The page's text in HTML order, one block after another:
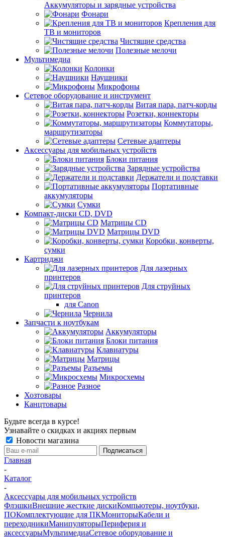
Аккумуляторы и зарядные устройства
Фонари
Крепления для
ТВ и мониторов
Чистящие средства
Полезные мелочи
Мультимедиа
Колонки
Наушники
Микрофоны
Сетевое оборудование и инструмент
Витая пара, патч-корды
Розетки, коннекторы
Коммутаторы,
маршрутизаторы
Сетевые адаптеры
Аксессуары для мобильных устройств
Блоки питания
Зарядные устройства
Держатели и подставки
Портативные
аккумуляторы
Сумки
Компакт-диски CD, DVD
Матрицы CD
Матрицы DVD
Коробки, конверты,
сумки
Картриджи
Для лазерных
принтеров
Для струйных
принтеров
для Canon
Чернила
Запчасти к ноутбукам
Аккумуляторы
Блоки питания
Клавиатуры
Матрицы
Разъемы
Микросхемы
Разное
Хозтовары
Канцтовары
Будьте всегда в курсе!
Узнавайте о скидках и акциях первым
Новости магазина
Главная
-
Каталог
-
Аксессуары для мобильных устройств
ФлэшкиВнешние жесткие дискиКомпьютеры, ноутбуки,
ПОКомплектующие для ПКМониторыКабели и
переходникиМанипуляторыПериферия и
аксессуарыМультимедиаСетевое оборудование и